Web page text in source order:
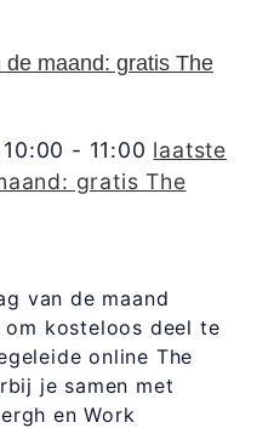
maand: gratis The
- 11:00 laatste
gratis The
van de maand
kosteloos deel te
online The
je samen met
en Work